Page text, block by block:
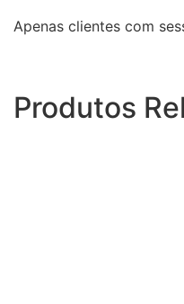
Apenas clientes com
Produtos